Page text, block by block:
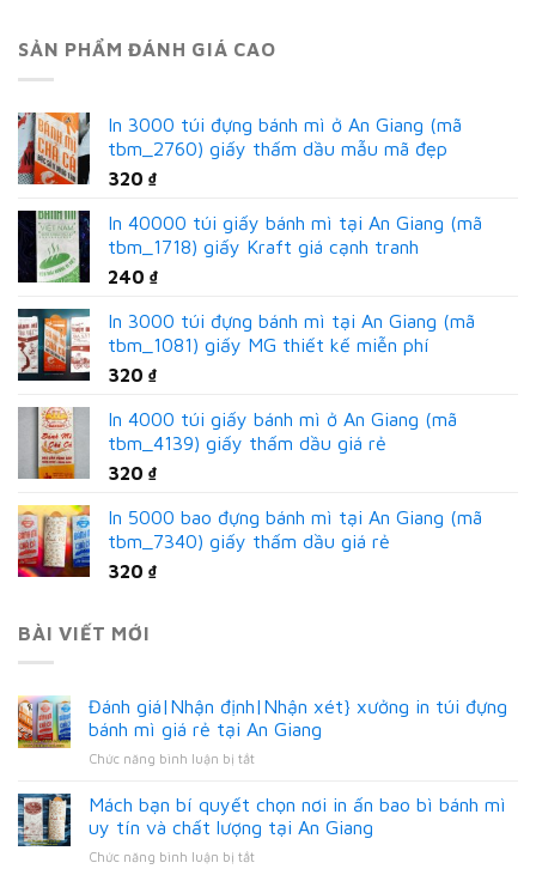
SẢN PHẨM ĐÁNH GIÁ CAO
In 3000 túi đựng bánh mì ở An Giang (mã
tbm_2760) giấy thấm dầu mẫu mã đẹp
320 ₫
In 40000 túi giấy bánh mì tại An Giang (mã
tbm_1718) giấy Kraft giá cạnh tranh
240 ₫
In 3000 túi đựng bánh mì tại An Giang (mã
tbm_1081) giấy MG thiết kế miễn phí
320 ₫
In 4000 túi giấy bánh mì ở An Giang (mã
tbm_4139) giấy thấm dầu giá rẻ
320 ₫
In 5000 bao đựng bánh mì tại An Giang (mã
tbm_7340) giấy thấm dầu giá rẻ
320 ₫
BÀI VIẾT MỚI
Đánh giá|Nhận định|Nhận xét} xưởng in túi đựng
bánh mì giá rẻ tại An Giang
Chức năng bình luận bị tắtở
giá|Nhận
định|Nhận
xét}
xưởng
Mách bạn bí quyết chọn nơi in ấn bao bì bánh mì
uy tín và chất lượng tại An Giang
Chức năng bình luận bị tắtở